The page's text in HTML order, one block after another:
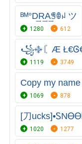
ᴮᴹ°D͢R͢A͢ꁅꂦꈤ ツ
1280 612
꧁࿇〘Æ
1119 3749
Copy my name
1069 878
[刀
1020 1277